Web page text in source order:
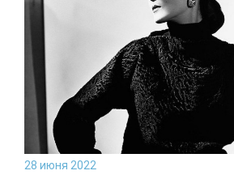
28 июня 2022